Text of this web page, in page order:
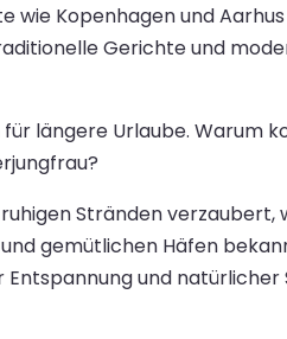
Kopenhagen und
Gerichte und
längere Urlaube. Warum
Stränden
gemütlichen Häfen
und natürlicher